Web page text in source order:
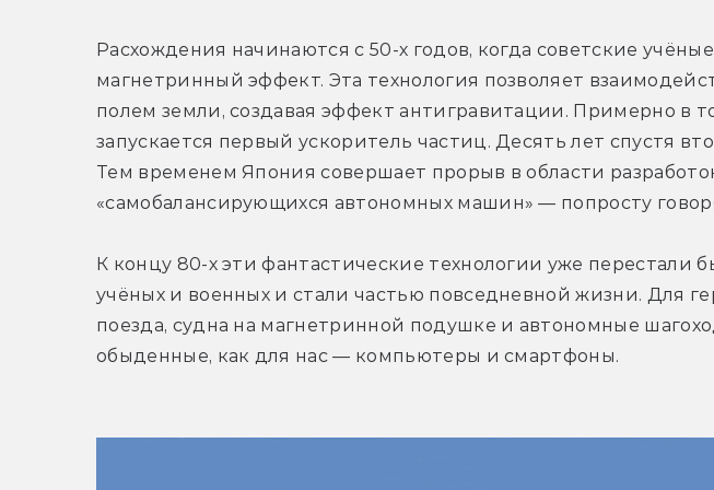
Расхождения начинаются с 50-х годов, когда советские
магнетринный эффект. Эта технология позволяет
полем земли, создавая эффект антигравитации. Примерно в
запускается первый ускоритель частиц. Десять лет спустя
Тем временем Япония совершает прорыв в области
«самобалансирующихся автономных машин» — попросту
К концу 80-х эти фантастические технологии уже перестали
учёных и военных и стали частью повседневной жизни. Для
поезда, судна на магнетринной подушке и автономные
обыденные, как для нас — компьютеры и смартфоны.